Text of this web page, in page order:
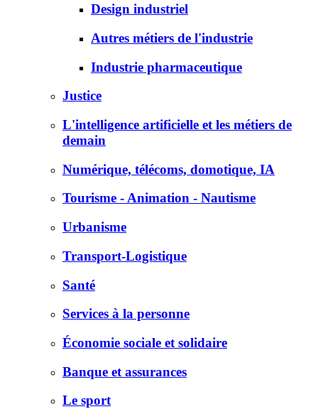
Design industriel
Autres métiers de l'industrie
Industrie pharmaceutique
Justice
L'intelligence artificielle et les métiers de
demain
Numérique, télécoms, domotique, IA
Tourisme - Animation - Nautisme
Urbanisme
Transport-Logistique
Santé
Services à la personne
Économie sociale et solidaire
Banque et assurances
Le sport